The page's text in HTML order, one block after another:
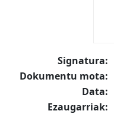
Signatura:
Dokumentu mota:
Data:
Ezaugarriak: